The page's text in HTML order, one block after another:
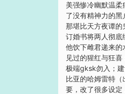
美强惨冷幽默温
了没有精神力的
那堪比天方夜谭
订婚书将两人彻
他饮下雌君递来
见过的猩红与狂
极端gksk勿入；
比亚的哈姆雷特
要，改了很多设